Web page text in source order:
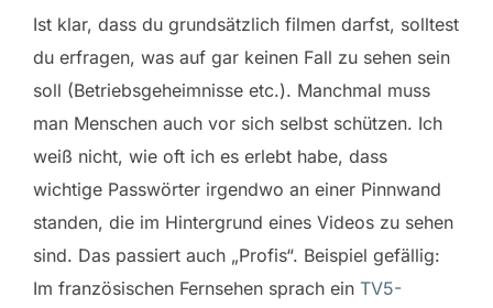
Ist klar, dass du grundsätzlich filmen darfst, solltest
du erfragen, was auf gar keinen Fall zu sehen sein
soll (Betriebsgeheimnisse etc.). Manchmal muss
man Menschen auch vor sich selbst schützen. Ich
weiß nicht, wie oft ich es erlebt habe, dass
wichtige Passwörter irgendwo an einer Pinnwand
standen, die im Hintergrund eines Videos zu sehen
sind. Das passiert auch „Profis“. Beispiel gefällig:
Im französischen Fernsehen sprach ein TV5-